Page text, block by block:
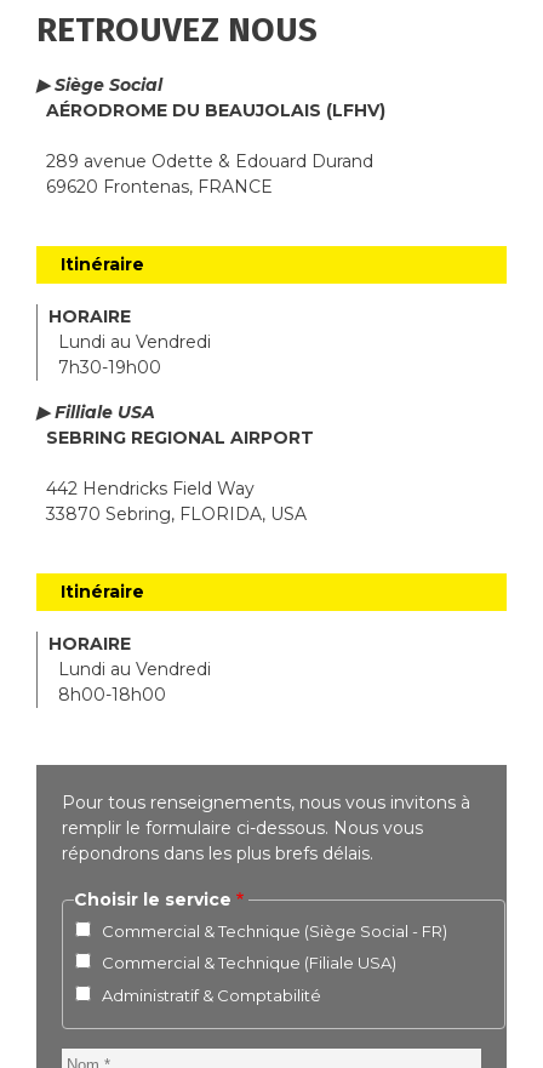
RETROUVEZ NOUS
▶ Siège Social
AÉRODROME DU BEAUJOLAIS (LFHV)
289 avenue Odette & Edouard Durand
69620 Frontenas, FRANCE
Itinéraire
HORAIRE
Lundi au Vendredi
7h30-19h00
▶ Filliale USA
SEBRING REGIONAL AIRPORT
442 Hendricks Field Way
33870 Sebring, FLORIDA, USA
Itinéraire
HORAIRE
Lundi au Vendredi
8h00-18h00
Pour tous renseignements, nous vous invitons à
remplir le formulaire ci-dessous. Nous vous
répondrons dans les plus brefs délais.
Choisir le service
Commercial & Technique (Siège Social - FR)
Commercial & Technique (Filiale USA)
Administratif & Comptabilité
Nom